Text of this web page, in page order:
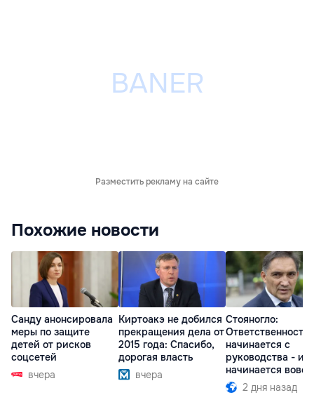
Разместить рекламу на сайте
Похожие новости
Санду анонсировала
меры по защите
детей от рисков
соцсетей
вчера
Киртоакэ не добился
прекращения дела от
2015 года: Спасибо,
дорогая власть
вчера
Стояногло:
Ответственность
начинается с
руководства -
начинается вовсе
2 дня назад